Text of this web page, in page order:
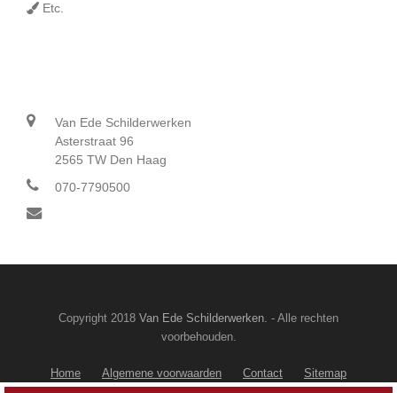
Etc.
Van Ede Schilderwerken
Asterstraat 96
2565 TW Den Haag
070-7790500
Copyright 2018 Van Ede Schilderwerken. - Alle rechten
voorbehouden.
Home Algemene voorwaarden Contact Sitemap